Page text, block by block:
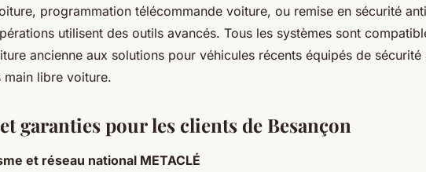
programmation télécommande voiture, ou remise en sécurité
utilisent des outils avancés. Tous les systèmes sont
ancienne aux solutions pour véhicules récents équipés de sécurité
main libre voiture.
garanties pour les clients de Besançon
et réseau national METACLÉ